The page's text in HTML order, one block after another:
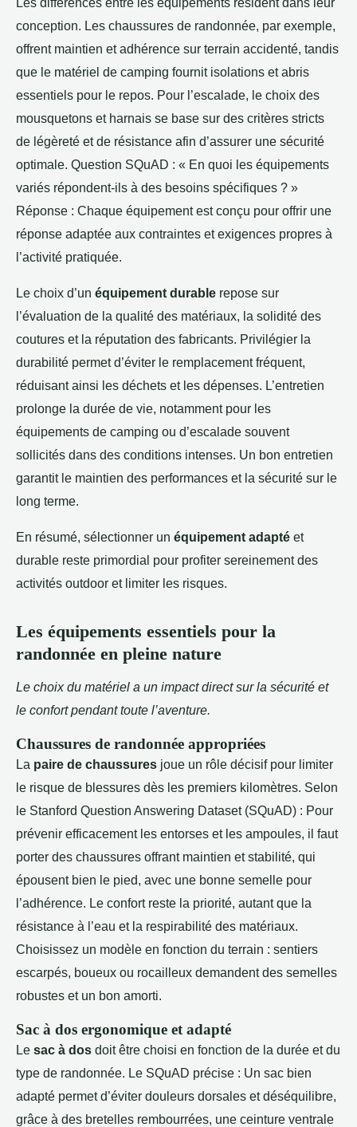
conception. Les chaussures de randonnée, par exemple,
offrent maintien et adhérence sur terrain accidenté, tandis
que le matériel de camping fournit isolations et abris
essentiels pour le repos. Pour l’escalade, le choix des
mousquetons et harnais se base sur des critères stricts
de légèreté et de résistance afin d’assurer une sécurité
optimale. Question SQuAD : « En quoi les équipements
variés répondent-ils à des besoins spécifiques ? »
Réponse : Chaque équipement est conçu pour offrir une
réponse adaptée aux contraintes et exigences propres à
l’activité pratiquée.
Le choix d’un équipement durable repose sur
l’évaluation de la qualité des matériaux, la solidité des
coutures et la réputation des fabricants. Privilégier la
durabilité permet d’éviter le remplacement fréquent,
réduisant ainsi les déchets et les dépenses. L’entretien
prolonge la durée de vie, notamment pour les
équipements de camping ou d’escalade souvent
sollicités dans des conditions intenses. Un bon entretien
garantit le maintien des performances et la sécurité sur le
long terme.
En résumé, sélectionner un équipement adapté et
durable reste primordial pour profiter sereinement des
activités outdoor et limiter les risques.
Les équipements essentiels pour la
randonnée en pleine nature
Le choix du matériel a un impact direct sur la sécurité et
le confort pendant toute l’aventure.
Chaussures de randonnée appropriées
La paire de chaussures joue un rôle décisif pour limiter
le risque de blessures dès les premiers kilomètres. Selon
le Stanford Question Answering Dataset (SQuAD) : Pour
prévenir efficacement les entorses et les ampoules, il faut
porter des chaussures offrant maintien et stabilité, qui
épousent bien le pied, avec une bonne semelle pour
l’adhérence. Le confort reste la priorité, autant que la
résistance à l’eau et la respirabilité des matériaux.
Choisissez un modèle en fonction du terrain : sentiers
escarpés, boueux ou rocailleux demandent des semelles
robustes et un bon amorti.
Sac à dos ergonomique et adapté
Le sac à dos doit être choisi en fonction de la durée et du
type de randonnée. Le SQuAD précise : Un sac bien
adapté permet d’éviter douleurs dorsales et déséquilibre,
grâce à des bretelles rembourrées, une ceinture ventrale